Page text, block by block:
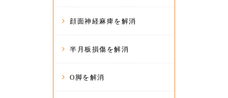
顔面神経麻痺を解消
半月板損傷を解消
O脚を解消